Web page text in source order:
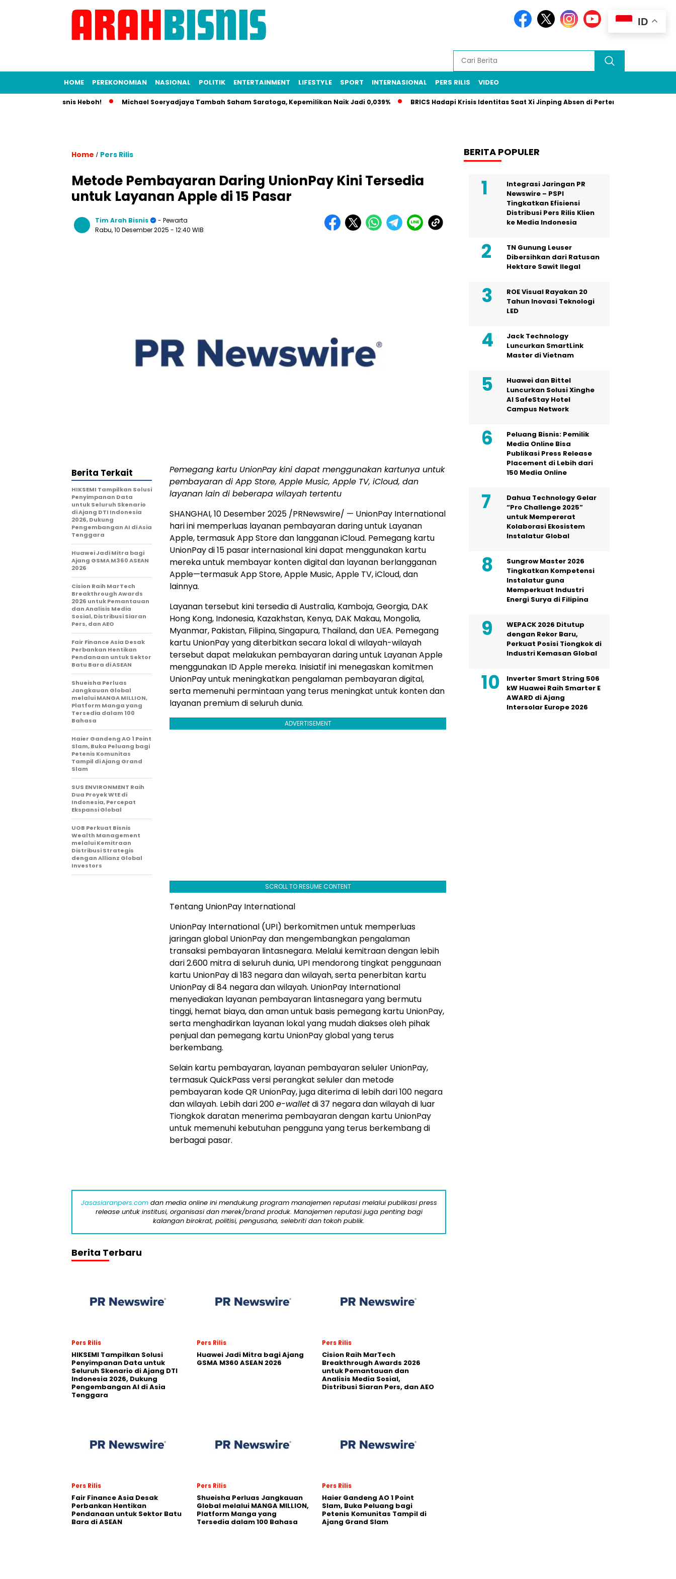
HOME PEREKONOMIAN NASIONAL POLITIK ENTERTAINMENT LIFESTYLE SPORT INTERNASIONAL PERS RILIS VIDEO
Dunia Bisnis Heboh! Michael Soeryadjaya Tambah Saham Saratoga, Kepemilikan Naik Jadi 0,039% BRICS Hadapi Krisis Identitas Saat Xi Jinping Absen di Pertemuan Puncak Rio
Home / Pers Rilis
Metode Pembayaran Daring UnionPay Kini Tersedia
untuk Layanan Apple di 15 Pasar
Tim Arah Bisnis
- Pewarta
Rabu, 10 Desember 2025 - 12:40 WIB
Pemegang kartu UnionPay kini dapat menggunakan kartunya untuk
pembayaran di App Store, Apple Music, Apple TV, iCloud, dan
layanan lain di beberapa wilayah tertentu
SHANGHAI, 10 Desember 2025 /PRNewswire/ — UnionPay International
hari ini memperluas layanan pembayaran daring untuk Layanan
Apple, termasukApp Storedan langganan iCloud. Pemegang kartu
UnionPay di 15 pasar internasional kini dapat menggunakan kartu
mereka untuk membayar konten digital dan layanan berlangganan
Apple—termasukApp Store, Apple Music, Apple TV, iCloud, dan
lainnya.
Layanan tersebut kini tersedia diAustralia, Kamboja,Georgia, DAK
Hong Kong, Indonesia, Kazakhstan, Kenya, DAK Makau, Mongolia,
Myanmar, Pakistan, Filipina, Singapura, Thailand, dan UEA. Pemegang
kartu UnionPay yang diterbitkan secara lokal di wilayah-wilayah
tersebut dapat melakukan pembayaran daring untuk Layanan Apple
menggunakan ID Apple mereka. Inisiatif ini menegaskan komitmen
UnionPay untuk meningkatkan pengalaman pembayaran digital,
serta memenuhi permintaan yang terus meningkat untuk konten dan
layanan premium di seluruh dunia.
ADVERTISEMENT
SCROLL TO RESUME CONTENT
Tentang UnionPay International
UnionPay International (UPI) berkomitmen untuk memperluas
jaringan global UnionPay dan mengembangkan pengalaman
transaksi pembayaran lintasnegara. Melalui kemitraan dengan lebih
dari 2.600 mitra di seluruh dunia, UPI mendorong tingkat penggunaan
kartu UnionPay di 183 negara dan wilayah, serta penerbitan kartu
UnionPay di 84 negara dan wilayah. UnionPay International
menyediakan layanan pembayaran lintasnegara yang bermutu
tinggi, hemat biaya, dan aman untuk basis pemegang kartu UnionPay,
serta menghadirkan layanan lokal yang mudah diakses oleh pihak
penjual dan pemegang kartu UnionPay global yang terus
berkembang.
Selain kartu pembayaran, layanan pembayaran seluler UnionPay,
termasuk QuickPass versi perangkat seluler dan metode
pembayaran kode QR UnionPay, juga diterima di lebih dari 100 negara
dan wilayah. Lebih dari 200e-walletdi 37 negara dan wilayah di luar
Tiongkok daratan menerima pembayaran dengan kartu UnionPay
untuk memenuhi kebutuhan pengguna yang terus berkembang di
berbagai pasar.
Berita Terkait
HIKSEMI Tampilkan Solusi
Penyimpanan Data
untuk Seluruh Skenario
di Ajang DTI Indonesia
2026, Dukung
Pengembangan AI di Asia
Tenggara
Huawei Jadi Mitra bagi
Ajang GSMA M360 ASEAN
2026
Cision Raih MarTech
Breakthrough Awards
2026 untuk Pemantauan
dan Analisis Media
Sosial, Distribusi Siaran
Pers, dan AEO
Fair Finance Asia Desak
Perbankan Hentikan
Pendanaan untuk Sektor
Batu Bara di ASEAN
Shueisha Perluas
Jangkauan Global
melalui MANGA MILLION,
Platform Manga yang
Tersedia dalam 100
Bahasa
Haier Gandeng AO 1 Point
Slam, Buka Peluang bagi
Petenis Komunitas
Tampil di Ajang Grand
Slam
SUS ENVIRONMENT Raih
Dua Proyek WtE di
Indonesia, Percepat
Ekspansi Global
UOB Perkuat Bisnis
Wealth Management
melalui Kemitraan
Distribusi Strategis
dengan Allianz Global
Investors
Jasasiaranpers.comdan media online ini mendukung program manajemen reputasi melalui publikasi press
release untuk institusi, organisasi dan merek/brand produk. Manajemen reputasi juga penting bagi
kalangan birokrat, politisi, pengusaha, selebriti dan tokoh publik.
Berita Terbaru
Pers Rilis
HIKSEMI Tampilkan Solusi
Penyimpanan Data untuk
Seluruh Skenario di Ajang DTI
Indonesia 2026, Dukung
Pengembangan AI di Asia
Tenggara
Pers Rilis
Huawei Jadi Mitra bagi Ajang
GSMA M360 ASEAN 2026
Pers Rilis
Cision Raih MarTech
Breakthrough Awards 2026
untuk Pemantauan dan
Analisis Media Sosial,
Distribusi Siaran Pers, dan AEO
Pers Rilis
Fair Finance Asia Desak
Perbankan Hentikan
Pendanaan untuk Sektor Batu
Bara di ASEAN
Pers Rilis
Shueisha Perluas Jangkauan
Global melalui MANGA MILLION,
Platform Manga yang
Tersedia dalam 100 Bahasa
Pers Rilis
Haier Gandeng AO 1 Point
Slam, Buka Peluang bagi
Petenis Komunitas Tampil di
Ajang Grand Slam
BERITA POPULER
Integrasi Jaringan PR
Newswire – PSPI
Tingkatkan Efisiensi
Distribusi Pers Rilis Klien
ke Media Indonesia
TN Gunung Leuser
Dibersihkan dari Ratusan
Hektare Sawit Ilegal
ROE Visual Rayakan 20
Tahun Inovasi Teknologi
LED
Jack Technology
Luncurkan SmartLink
Master di Vietnam
Huawei dan Bittel
Luncurkan Solusi Xinghe
Al SafeStay Hotel
Campus Network
Peluang Bisnis: Pemilik
Media Online Bisa
Publikasi Press Release
Placement di Lebih dari
150 Media Online
Dahua Technology Gelar
“Pro Challenge 2025”
untuk Mempererat
Kolaborasi Ekosistem
Instalatur Global
Sungrow Master 2026
Tingkatkan Kompetensi
Instalatur guna
Memperkuat Industri
Energi Surya di Filipina
WEPACK 2026 Ditutup
dengan Rekor Baru,
Perkuat Posisi Tiongkok di
Industri Kemasan Global
Inverter Smart String 506
kW Huawei Raih Smarter E
AWARD di Ajang
Intersolar Europe 2026
ID